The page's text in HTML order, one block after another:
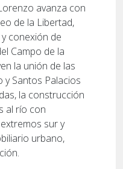
avanza con
de la Libertad,
conexión de
Campo de la
la unión de las
y Santos Palacios
la construcción
al río con
sur y
urbano,